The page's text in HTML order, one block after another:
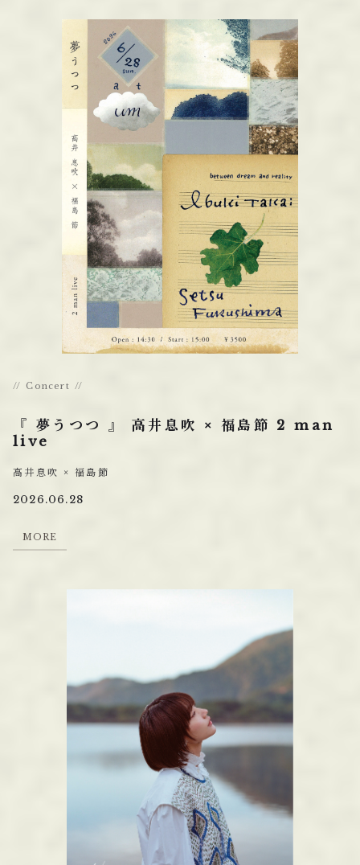
Concert
『 夢うつつ 』 高井息吹 × 福島節 2 man
live
高井息吹 × 福島節
2026.06.28
MORE
MORE